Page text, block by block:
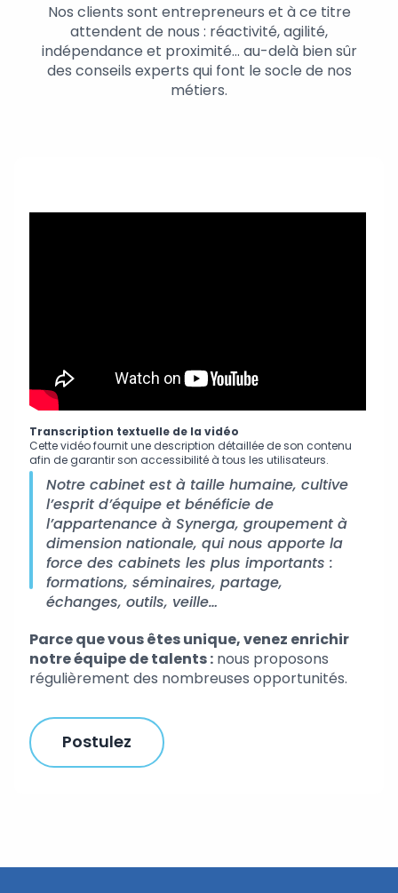
Nos clients sont entrepreneurs et à ce titre
attendent de nous : réactivité, agilité,
indépendance et proximité… au-delà bien sûr
des conseils experts qui font le socle de nos
métiers.
Transcription textuelle de la vidéo
Cette vidéo fournit une description détaillée de son contenu
afin de garantir son accessibilité à tous les utilisateurs.
Notre cabinet est à taille humaine, cultive
l’esprit d’équipe et bénéficie de
l’appartenance à Synerga, groupement à
dimension nationale, qui nous apporte la
force des cabinets les plus importants :
formations, séminaires, partage,
échanges, outils, veille…
Parce que vous êtes unique, venez enrichir
notre équipe de talents : nous proposons
régulièrement des nombreuses opportunités.
Postulez